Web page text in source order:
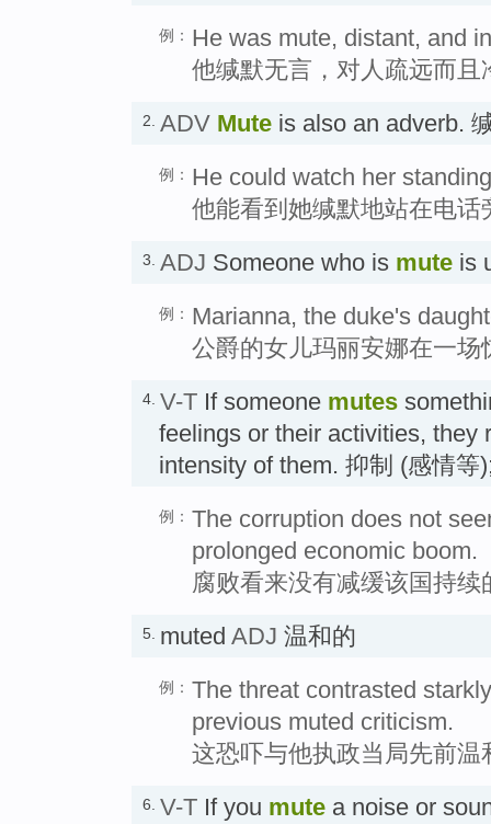
例： He was mute, distant, and
他缄默无言，对人疏远而且
2. ADV Mute is also an adverb.
例： He could watch her
他能看到她缄默地站在电话
3. ADJ Someone who is mute is
例： Marianna, the duke's
公爵的女儿玛丽安娜在一场
4. V-T If someone mutes
feelings or their activities, they
intensity of them. 抑制 (感情
例： The corruption does not
prolonged economic boom.
腐败看来没有减缓该国持续
5. muted ADJ 温和的
例： The threat contrasted
previous muted criticism.
这恐吓与他执政当局先前
6. V-T If you mute a noise or